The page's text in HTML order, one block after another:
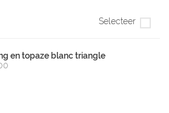
Selecteer
en topaze blanc triangle